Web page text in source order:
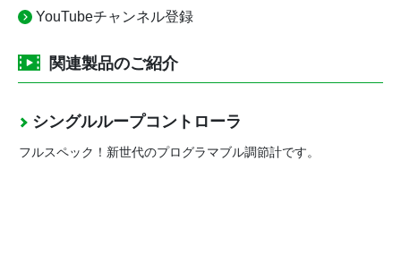
YouTubeチャンネル登録
関連製品のご紹介
シングルループコントローラ
フルスペック！新世代のプログラマブル調節計です。